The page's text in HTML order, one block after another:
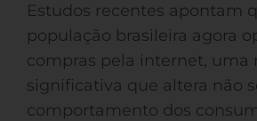
Estudos recentes apontam
população brasileira agora
compras pela internet, uma
significativa que altera não
comportamento dos